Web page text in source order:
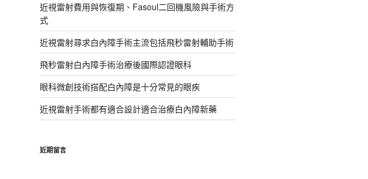
近視雷射費用與恢復期、Fasoul二回機風險與手術方
式
近視雷射尋求白內障手術主流包括飛秒雷射輔助手術
飛秒雷射白內障手術治療後國際認證眼科
眼科微創技術搭配白內障是十分常見的眼疾
近視雷射手術都有適合設計適合治療白內障新藥
近期留言